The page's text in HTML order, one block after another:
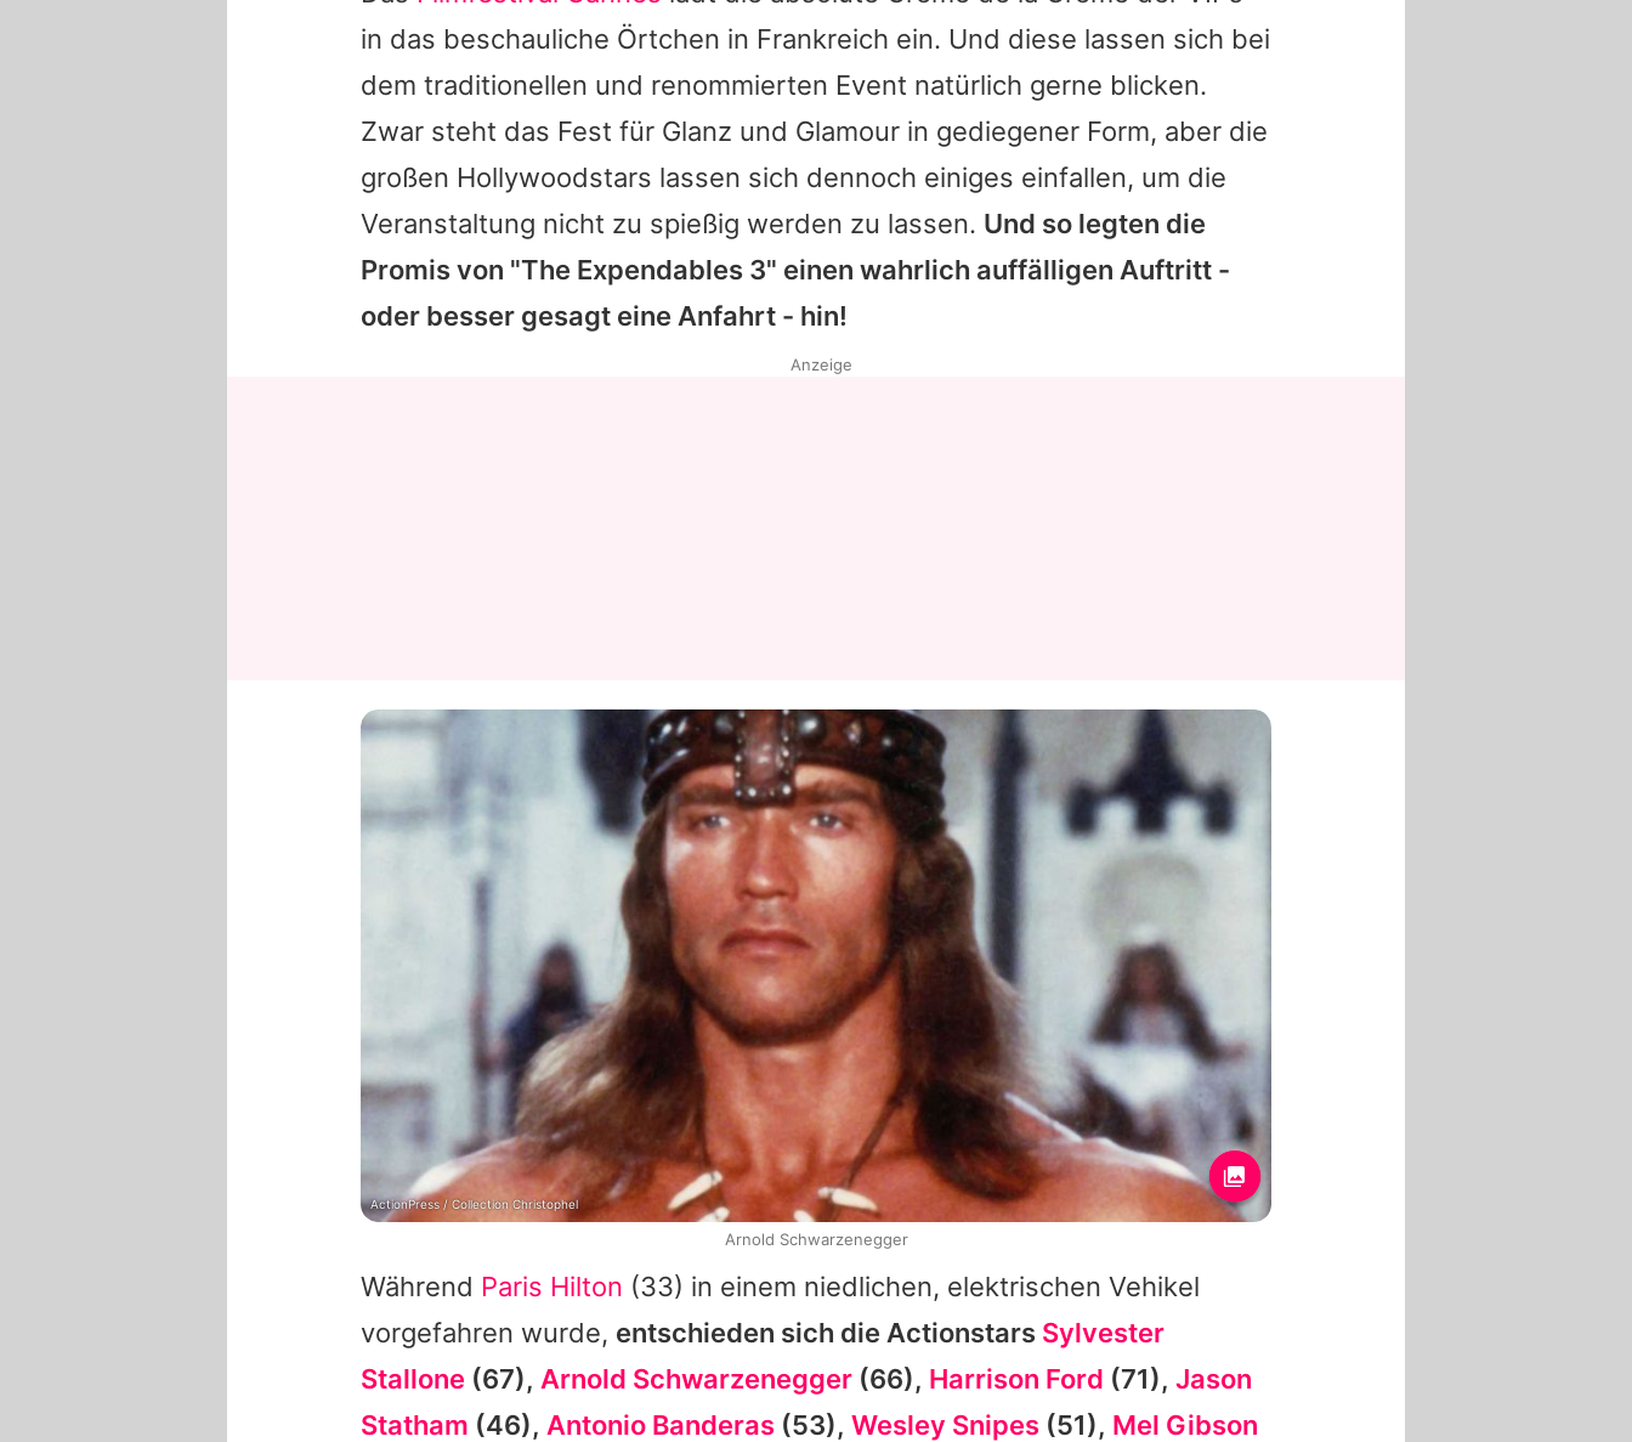
in das beschauliche Örtchen in Frankreich ein. Und diese lassen sich bei
dem traditionellen und renommierten Event natürlich gerne blicken.
Zwar steht das Fest für Glanz und Glamour in gediegener Form, aber die
großen Hollywoodstars lassen sich dennoch einiges einfallen, um die
Veranstaltung nicht zu spießig werden zu lassen. Und so legten die
Promis von "The Expendables 3" einen wahrlich auffälligen Auftritt -
oder besser gesagt eine Anfahrt - hin!
Während Paris Hilton (33) in einem niedlichen, elektrischen Vehikel
vorgefahren wurde, entschieden sich die Actionstars Sylvester
Stallone (67), Arnold Schwarzenegger (66), Harrison Ford (71), Jason
Statham (46), Antonio Banderas (53), Wesley Snipes (51), Mel Gibson
Anzeige
ActionPress / Collection Christophel
Arnold Schwarzenegger